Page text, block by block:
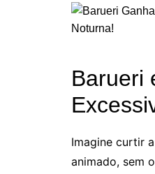
Barueri
Imagine curtir
animado, sem